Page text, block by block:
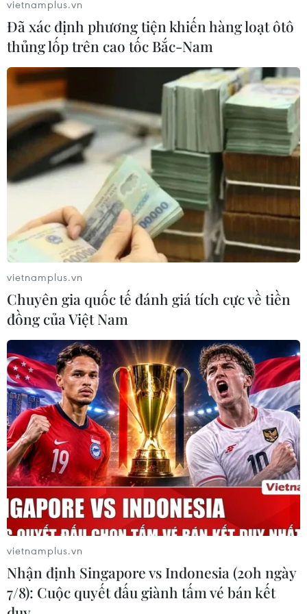
vietnamplus.vn
Đã xác định phương tiện khiến hàng loạt ôtô
thủng lốp trên cao tốc Bắc-Nam
vietnamplus.vn
Chuyên gia quốc tế đánh giá tích cực về tiền
đồng của Việt Nam
vietnamplus.vn
Nhận định Singapore vs Indonesia (20h ngày
7/8): Cuộc quyết đấu giành tấm vé bán kết